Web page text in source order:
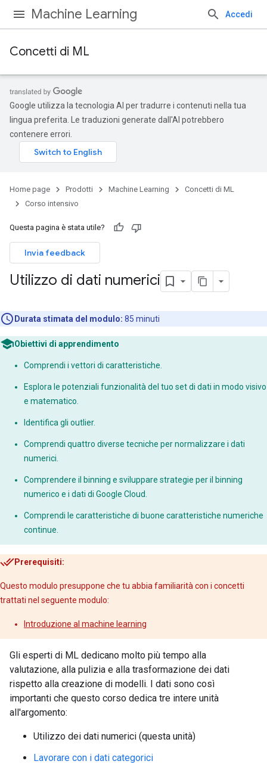
Machine Learning Accedi
Concetti di ML
Google utilizza la tecnologia AI per tradurre i contenuti nella tua
lingua preferita. Le traduzioni generate dall'AI potrebbero
contenere errori.
Home page Prodotti Machine Learning
Concetti di ML
Corso intensivo
Questa pagina è stata utile?
Invia feedback
Utilizzo di dati numerici
Durata stimata del modulo: 85 minuti
Obiettivi di apprendimento
Comprendi i vettori di caratteristiche.
Esplora le potenziali funzionalità del tuo set di dati in modo visivo
e matematico.
Identifica gli outlier.
Comprendi quattro diverse tecniche per normalizzare i dati
numerici.
Comprendere il binning e sviluppare strategie per il binning
numerico e i dati di Google Cloud.
Comprendi le caratteristiche di buone caratteristiche numeriche
continue.
Prerequisiti:
Questo modulo presuppone che tu abbia familiarità con i concetti
trattati nel seguente modulo:
Introduzione al machine learning
Gli esperti di ML dedicano molto più tempo alla
valutazione, alla pulizia e alla trasformazione dei dati
rispetto alla creazione di modelli. I dati sono così
importanti che questo corso dedica tre intere unità
all'argomento:
Utilizzo dei dati numerici (questa unità)
Lavorare con i dati categorici